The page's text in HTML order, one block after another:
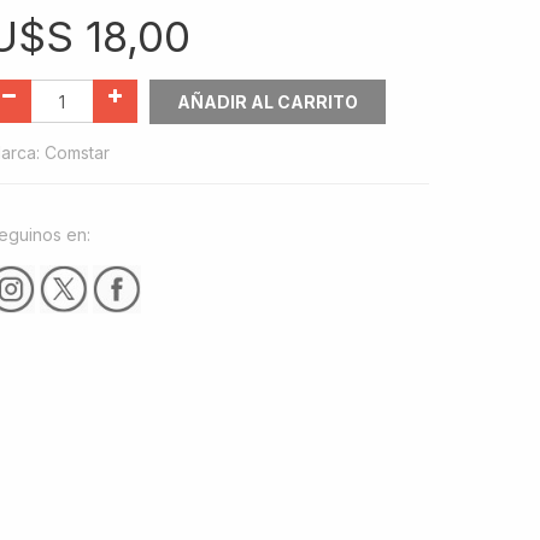
18,00
AÑADIR AL CARRITO
: Comstar
en: